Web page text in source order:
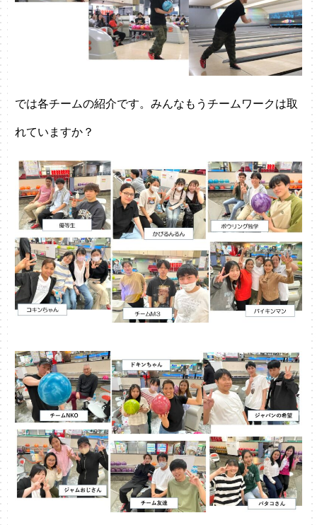
では各チームの紹介です。みんなもうチームワークは取
れていますか？